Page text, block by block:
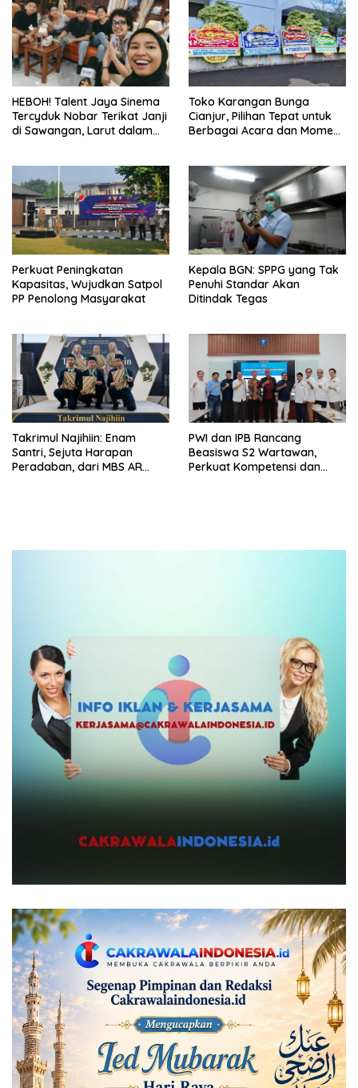
HEBOH! Talent Jaya Sinema
Tercyduk Nobar Terikat Janji
di Sawangan, Larut dalam
Toko Karangan Bunga
Cianjur, Pilihan Tepat untuk
Berbagai Acara dan Momen
Perkuat Peningkatan
Kapasitas, Wujudkan Satpol
PP Penolong Masyarakat
Kepala BGN: SPPG yang Tak
Penuhi Standar Akan
Ditindak Tegas
Takrimul Najihiin: Enam
Santri, Sejuta Harapan
Peradaban, dari MBS AR
PWI dan IPB Rancang
Beasiswa S2 Wartawan,
Perkuat Kompetensi dan